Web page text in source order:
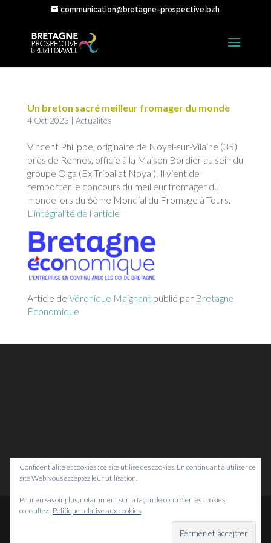
communication@bretagne-prospective.bzh
Un breton sacré meilleur fromager du monde
4 Oct 2023 | Actualités
Vincent Philippe, originaire de Noyal-sur-Vilaine (35)
près de Rennes, officie à la Maison Bordier au sein du
groupe Olga (Ex Triballat Noyal). Il vient de
remporter le concours du meilleur fromager du
monde lors du 6ème Mondial du Fromage à Tours.
L’intégralité de l’article
Article de Véronique Maignantpublié par Bretagne
Économique
2026
Confidentialité et cookies : ce site utilise des cookies. En continuant à utiliser ce
site Web, vous acceptez leur utilisation.
Pour en savoir plus, notamment sur la façon de contrôler les cookies,
consultez : Politique relative aux cookies